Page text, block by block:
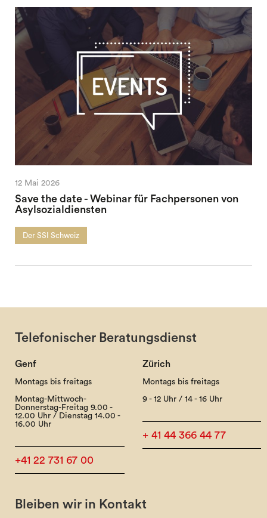
12 Mai 2026
Save the date - Webinar für Fachpersonen von
Asylsozialdiensten
Der SSI Schweiz
Telefonischer Beratungsdienst
Genf
Montags bis freitags
Montag-Mittwoch-
Donnerstag-Freitag 9.00 -
12.00 Uhr / Dienstag 14.00 -
16.00 Uhr
+41 22 731 67 00
Zürich
Montags bis freitags
9 - 12 Uhr / 14 - 16 Uhr
+ 41 44 366 44 77
Bleiben wir in Kontakt